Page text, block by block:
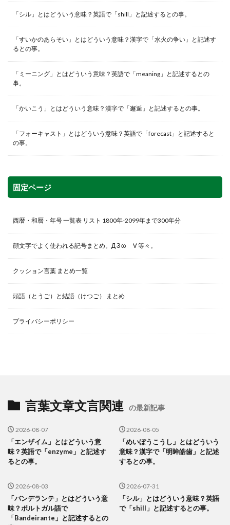
「シル」とはどういう意味？英語で「shill」と記述するとの事。
「すいかのあらそい」とはどういう意味？漢字で「水火の争い」と記述す
るとの事。
「ミーニング」とはどういう意味？英語で「meaning」と記述するとの
事。
「かいこう」とはどういう意味？漢字で「邂逅」と記述するとの事。
「フォーキャスト」とはどういう意味？英語で「forecast」と記述すると
の事。
固定ページ
西暦・和暦・年号 一覧表 リスト 1800年-2099年まで300年分
顔文字でよく使われる記号まとめ。Д З ω ゞ∀ 等々。
クッション言葉 まとめ一覧
頭語（とうご）と結語（けつご） まとめ
プライバシーポリシー
言葉文章文言関連 の最新記事
2026-08-07
「エンザイム」とはどういう意
味？英語で「enzyme」と記述す
るとの事。
2026-08-05
「めいぼうこうし」とはどういう
意味？漢字で「明眸皓歯」と記述
するとの事。
2026-08-03
「バンデランテ」とはどういう意
味？ポルトガル語で
「Bandeirante」と記述するとの
2026-07-31
「シル」とはどういう意味？英語
で「shill」と記述するとの事。